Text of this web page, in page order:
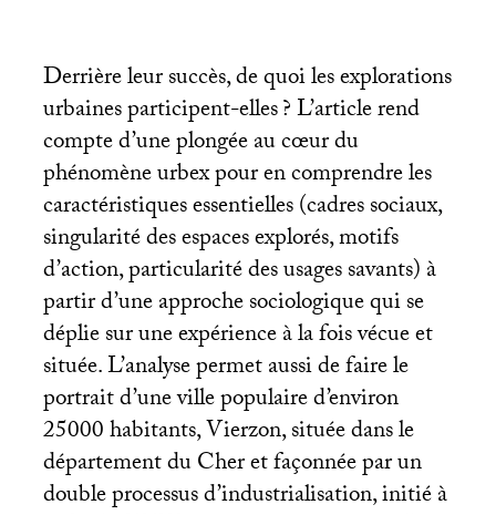
Derrière leur succès, de quoi les explorations
urbaines participent-elles? L’article rend
compte d’une plongée au cœur du
phénomène urbex pour en comprendre les
caractéristiques essentielles (cadres sociaux,
singularité des espaces explorés, motifs
d’action, particularité des usages savants) à
partir d’une approche sociologique qui se
déplie sur une expérience à la fois vécue et
située. L’analyse permet aussi de faire le
portrait d’une ville populaire d’environ
25000 habitants, Vierzon, située dans le
département du Cher et façonnée par un
double processus d’industrialisation, initié à